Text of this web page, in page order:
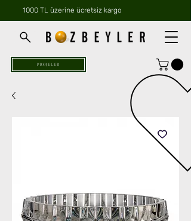
1000 TL üzerine ücretsiz kargo
PROJELER